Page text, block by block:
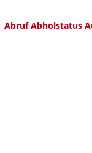
Abruf Abholstatus